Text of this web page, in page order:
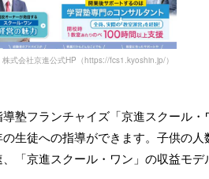
株式会社京進公式HP（https://fcs1.kyoshin.jp/）
塾フランチャイズ「京進スクール
生徒への指導ができます。子供の
「京進スクール・ワン」の収益モデ